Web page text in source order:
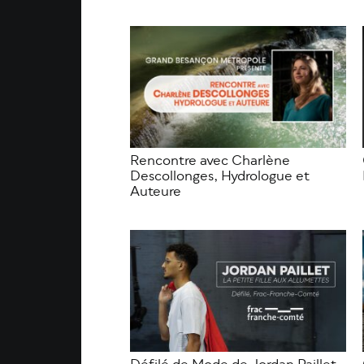
Rencontre avec Charlène
Descollonges, Hydrologue et
Auteure